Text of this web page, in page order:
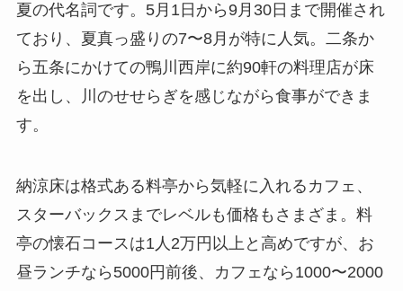
夏の代名詞です。5月1日から9月30日まで開催され
ており、夏真っ盛りの7〜8月が特に人気。二条か
ら五条にかけての鴨川西岸に約90軒の料理店が床
を出し、川のせせらぎを感じながら食事ができま
す。
納涼床は格式ある料亭から気軽に入れるカフェ、
スターバックスまでレベルも価格もさまざま。料
亭の懐石コースは1人2万円以上と高めですが、お
昼ランチなら5000円前後、カフェなら1000〜2000